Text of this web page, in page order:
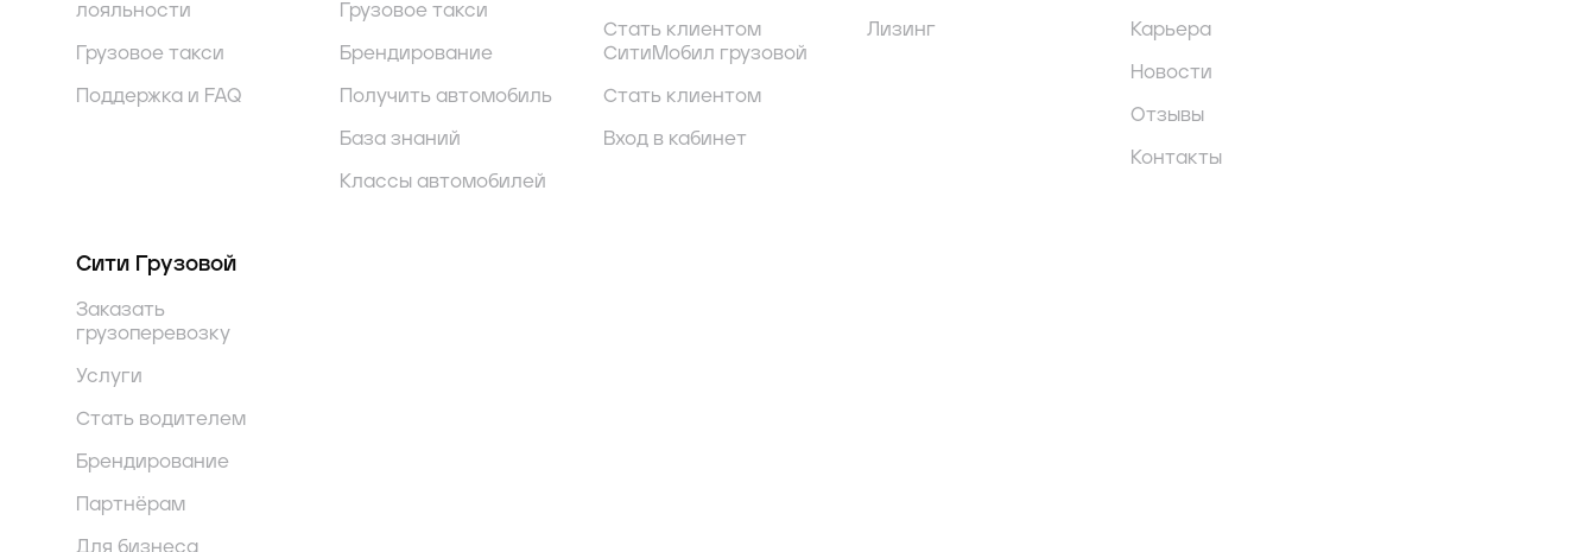
лояльности
Грузовое такси
Поддержка и FAQ
Грузовое такси
Брендирование
Получить автомобиль
База знаний
Классы автомобилей
Стать клиентом
СитиМобил грузовой
Стать клиентом
Вход в кабинет
Лизинг Карьера
Новости
Отзывы
Контакты
Сити Грузовой
Заказать
грузоперевозку
Услуги
Стать водителем
Брендирование
Партнёрам
Для бизнеса